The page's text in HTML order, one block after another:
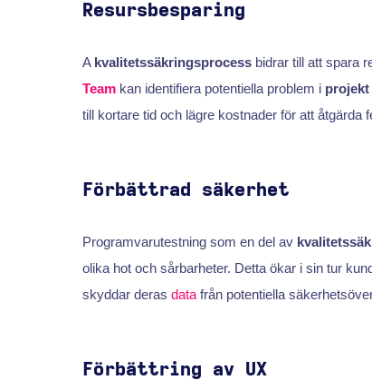
Resursbesparing
A kvalitetssäkringsprocessbidrar till att spara
Teamkan identifiera potentiella problem i
till kortare tid och lägre kostnader för att åtgärda
Förbättrad säkerhet
Programvarutestning som en del av
olika hot och sårbarheter. Detta ökar i sin tur
skyddar deras datafrån potentiella
Förbättring av UX